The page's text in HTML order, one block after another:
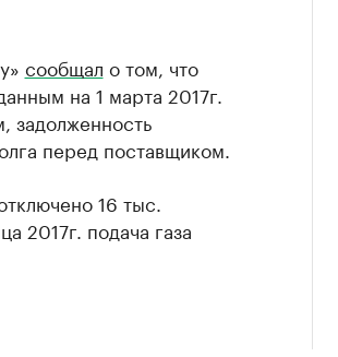
сообщал о том, что
на 1 марта 2017г.
задолженность
перед поставщиком.
16 тыс.
2017г. подача газа